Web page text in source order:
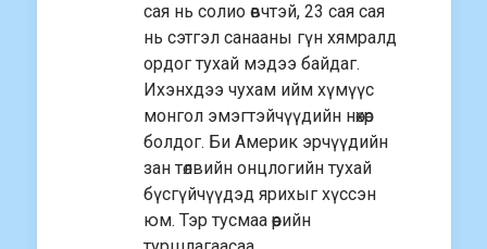
сая нь солио өвчтэй, 23 сая сая
нь сэтгэл санааны гүн хямралд
ордог тухай мэдээ байдаг.
Ихэнхдээ чухам ийм хүмүүс
монгол эмэгтэйчүүдийн нөхөр
болдог. Би Америк эрчүүдийн
зан төлвийн онцлогийн тухай
бүсгүйчүүдэд ярихыг хүссэн
юм. Тэр тусмаа өөрийн